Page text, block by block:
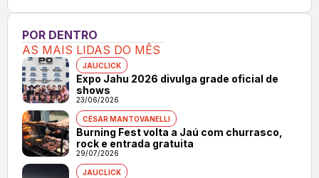
POR DENTRO
AS MAIS LIDAS DO MÊS
JAUCLICK
Expo Jahu 2026 divulga grade oficial de
shows
23/06/2026
CÉSAR MANTOVANELLI
Burning Fest volta a Jaú com churrasco,
rock e entrada gratuita
29/07/2026
JAUCLICK